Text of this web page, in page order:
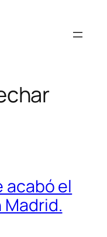
acabó el